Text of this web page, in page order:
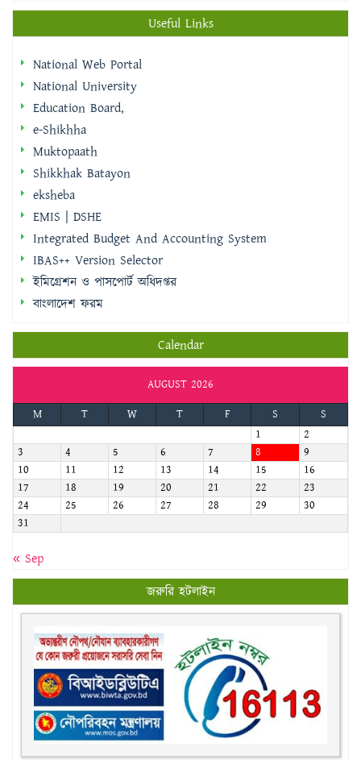
Useful Links
National Web Portal
National University
Education Board,
e-Shikhha
Muktopaath
Shikkhak Batayon
eksheba
EMIS | DSHE
Integrated Budget And Accounting System
IBAS++ Version Selector
ইমিগ্রেশন ও পাসপোর্ট অধিদপ্তর
বাংলাদেশ ফরম
Calendar
AUGUST 2026
M
T W T F S
S
1
2
3
4 5 6 7 8
9
10
11 12 13 14 15
16
17
18 19 20 21 22
23
24
25 26 27 28 29
30
31
« Sep
জরুরি হটলাইন